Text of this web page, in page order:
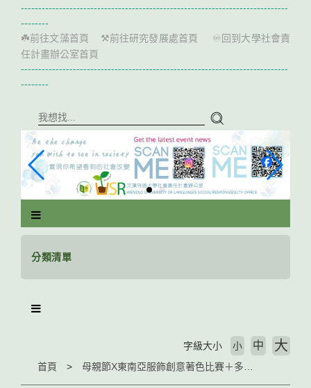
-----------------------------------------------------------------------------
--------
☘️前往文藻首頁 ⚒️前往研究發展處首頁 ♾️ 回到大學社會責
任計畫辦公室首頁
-----------------------------------------------------------------------------
--------
分類清單
首頁
字級大小 小 中 大